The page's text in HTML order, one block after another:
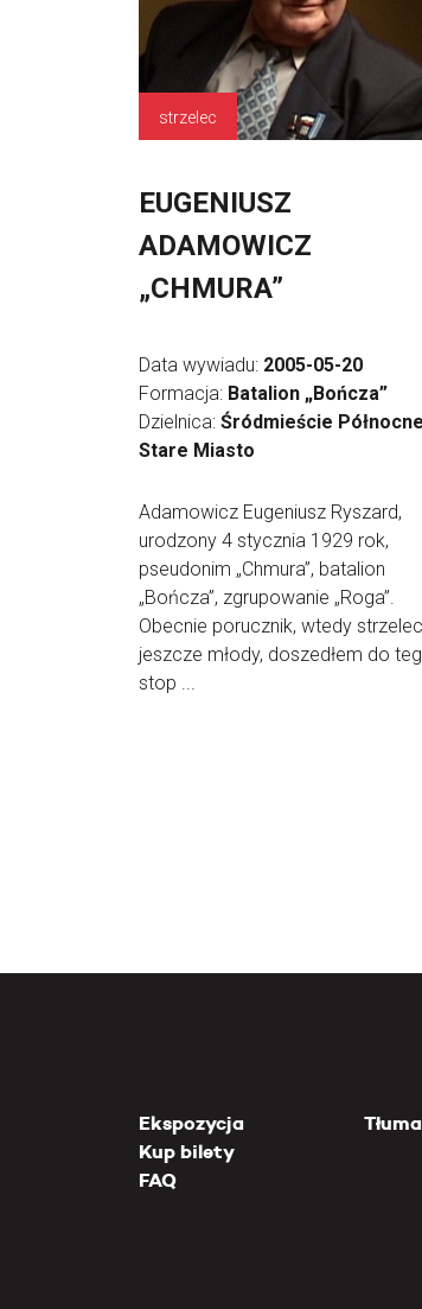
strzelec
EUGENIUSZ
ADAMOWICZ
„CHMURA”
Data wywiadu: 2005-05-20
Formacja: Batalion „Bończa”
Dzielnica: Śródmieście
Stare Miasto
Adamowicz Eugeniusz Ryszard,
urodzony 4 stycznia 1929 rok,
pseudonim „Chmura”, batalion
„Bończa”, zgrupowanie „Roga”.
Obecnie porucznik, wtedy
jeszcze młody, doszedłem do
stop ...
Ekspozycja
Kup bilety
FAQ